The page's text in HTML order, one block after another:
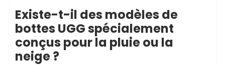
Existe-t-il des modèles de
bottes UGG spécialement
conçus pour la pluie ou la
neige ?